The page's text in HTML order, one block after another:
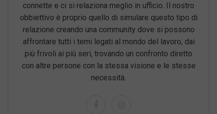
connette e ci si relaziona meglio in ufficio. Il nostro
obbiettivo è proprio quello di simulare questo tipo di
relazione creando una community dove si possono
affrontare tutti i temi legati al mondo del lavoro, dai
più frivoli ai più seri, trovando un confronto diretto
con altre persone con la stessa visione e le stesse
necessità.